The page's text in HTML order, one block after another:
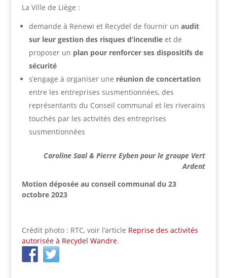
La Ville de Liège :
demande à Renewi et Recydel de fournir un audit
sur leur gestion des risques d’incendieet de
proposer un plan pour renforcer ses dispositifs de
sécurité
s’engage à organiser une réunion de concertation
entre les entreprises susmentionnées, des
représentants du Conseil communal et les riverains
touchés par les activités des entreprises
susmentionnées
Caroline Saal & Pierre Eyben pour le groupe Vert
Ardent
Motion déposée au conseil communal du 23
octobre 2023
Crédit photo : RTC, voir l’article Reprise des activités
autorisée à Recydel Wandre.